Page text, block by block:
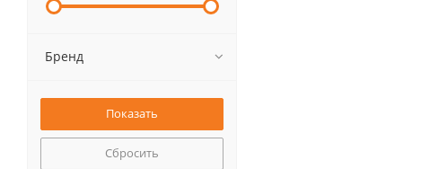
Бренд
Сбросить